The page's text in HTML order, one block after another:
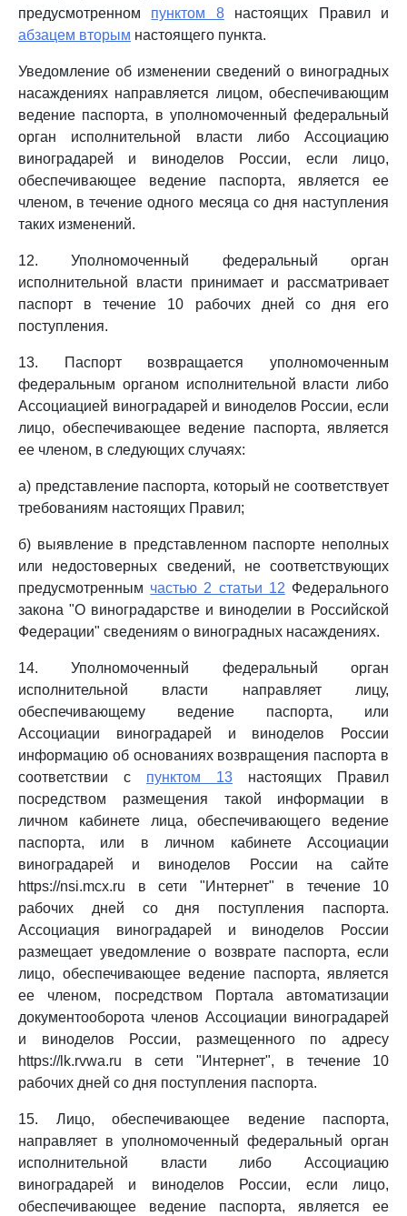
предусмотренном пунктом 8настоящих Правил и
абзацем вторым настоящего пункта.
Уведомление об изменении сведений о виноградных
насаждениях направляется лицом, обеспечивающим
ведение паспорта, в уполномоченный федеральный
орган исполнительной власти либо Ассоциацию
виноградарей и виноделов России, если лицо,
обеспечивающее ведение паспорта, является ее
членом, в течение одного месяца со дня наступления
таких изменений.
12. Уполномоченный федеральный орган
исполнительной власти принимает и рассматривает
паспорт в течение 10 рабочих дней со дня его
поступления.
13. Паспорт возвращается уполномоченным
федеральным органом исполнительной власти либо
Ассоциацией виноградарей и виноделов России, если
лицо, обеспечивающее ведение паспорта, является
ее членом, в следующих случаях:
а) представление паспорта, который не соответствует
требованиям настоящих Правил;
б) выявление в представленном паспорте неполных
или недостоверных сведений, не соответствующих
предусмотренным частью 2 статьи 12 Федерального
закона "О виноградарстве и виноделии в Российской
Федерации" сведениям о виноградных насаждениях.
14. Уполномоченный федеральный орган
исполнительной власти направляет лицу,
обеспечивающему ведение паспорта, или
Ассоциации виноградарей и виноделов России
информацию об основаниях возвращения паспорта в
соответствии с пунктом 13 настоящих Правил
посредством размещения такой информации в
личном кабинете лица, обеспечивающего ведение
паспорта, или в личном кабинете Ассоциации
виноградарей и виноделов России на сайте
https://nsi.mcx.ru в сети "Интернет" в течение 10
рабочих дней со дня поступления паспорта.
Ассоциация виноградарей и виноделов России
размещает уведомление о возврате паспорта, если
лицо, обеспечивающее ведение паспорта, является
ее членом, посредством Портала автоматизации
документооборота членов Ассоциации виноградарей
и виноделов России, размещенного по адресу
https://lk.rvwa.ru в сети "Интернет", в течение 10
рабочих дней со дня поступления паспорта.
15. Лицо, обеспечивающее ведение паспорта,
направляет в уполномоченный федеральный орган
исполнительной власти либо Ассоциацию
виноградарей и виноделов России, если лицо,
обеспечивающее ведение паспорта, является ее